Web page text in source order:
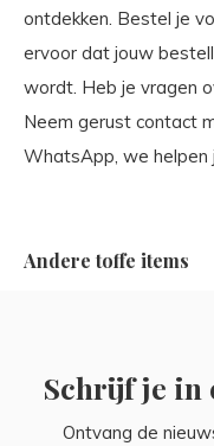
ontdekken. Bestel je
ervoor dat jouw
wordt. Heb je vragen
Neem gerust contact
WhatsApp, we helpen
Andere toffe items
Schrijf je in
Ontvang de